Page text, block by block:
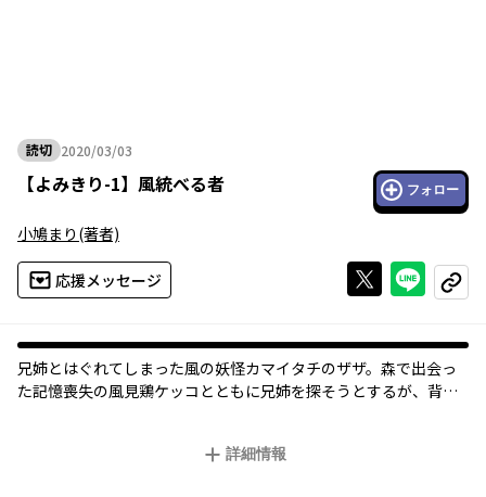
読切 2020/03/03
2020年03月03日
【よみきり-1】 風統べる者 フォロー
小鳩まり (著者)
応援メッセージ Xで投稿する
ライン
コピー
兄姉とはぐれてしまった風の妖怪カマイタチのザザ。森で出会っ
た記憶喪失の風見鶏ケッコとともに兄姉を探そうとするが、背後
詳細情報